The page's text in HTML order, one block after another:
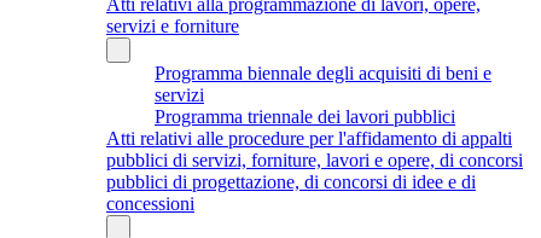
servizi e forniture
Programma biennale degli acquisiti di beni e
servizi
Programma triennale dei lavori pubblici
Atti relativi alle procedure per l'affidamento di appalti
pubblici di servizi, forniture, lavori e opere, di concorsi
pubblici di progettazione, di concorsi di idee e di
concessioni